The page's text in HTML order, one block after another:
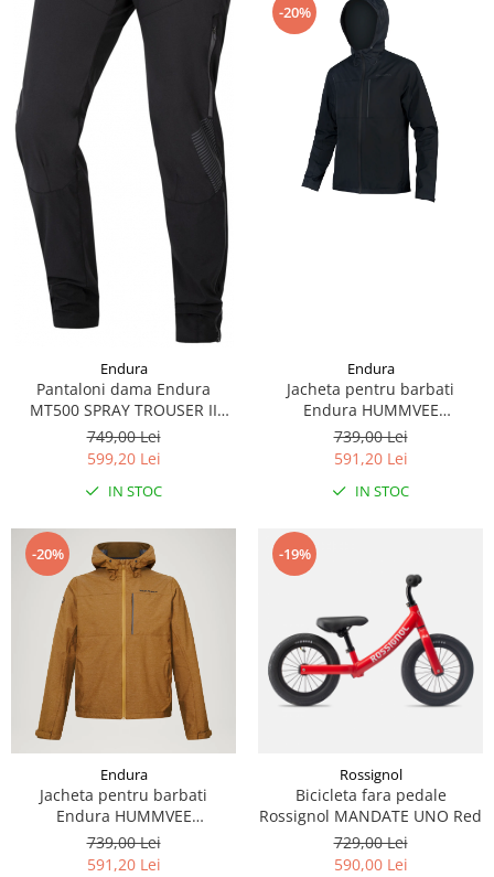
Endura
Pantaloni dama Endura
MT500 SPRAY TROUSER II
black
749,00 Lei
599,20 Lei
IN STOC
-20%
Endura
Jacheta pentru barbati
Endura HUMMVEE
WATERPROOF HOODED -
BLACK
739,00 Lei
591,20 Lei
IN STOC
-20%
Endura
Jacheta pentru barbati
Endura HUMMVEE
WATERPROOF HOODED -
Bronze
739,00 Lei
591,20 Lei
-19%
Rossignol
Bicicleta fara pedale
Rossignol MANDATE UNO Red
729,00 Lei
590,00 Lei